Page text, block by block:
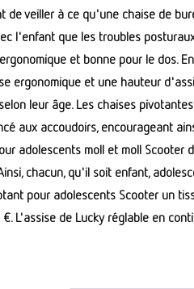
veiller à ce qu'une chaise de
l'enfant que les troubles
et bonne pour le dos.
ergonomique et une hauteur
leur âge. Les chaises
aux accoudoirs, encourageant
adolescents moll et moll
chacun, qu'il soit enfant,
pour adolescents Scooter un
L'assise de Lucky réglable en